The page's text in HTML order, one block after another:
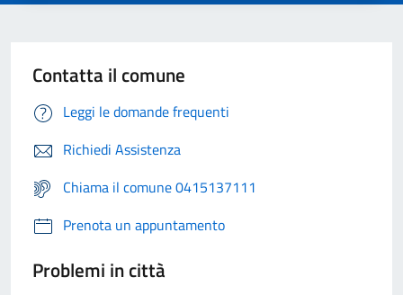
Contatta il comune
Leggi le domande frequenti
Richiedi Assistenza
Chiama il comune 0415137111
Prenota un appuntamento
Problemi in città